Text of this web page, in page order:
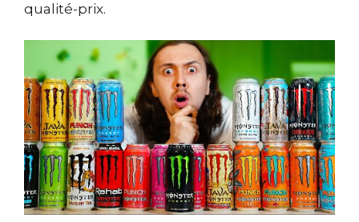
qualité-prix.